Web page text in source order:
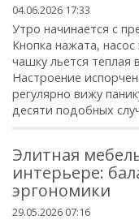
04.06.2026 17:33
Утро начинается с
Кнопка нажата,
чашку льется теплая
Настроение
регулярно вижу
десяти подобных
Элитная
интерьере:
эргономики
29.05.2026 07:16